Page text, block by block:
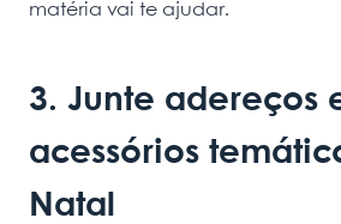
matéria vai te ajudar.
3. Junte adereços
acessórios
Natal